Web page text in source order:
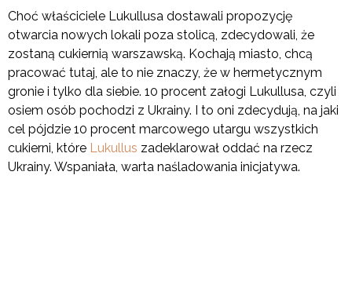
Choć właściciele Lukullusa dostawali propozycję
otwarcia nowych lokali poza stolicą, zdecydowali, że
zostaną cukiernią warszawską. Kochają miasto, chcą
pracować tutaj, ale to nie znaczy, że w hermetycznym
gronie i tylko dla siebie. 10 procent załogi Lukullusa, czyli
osiem osób pochodzi z Ukrainy. I to oni zdecydują, na jaki
cel pójdzie 10 procent marcowego utargu wszystkich
cukierni, które Lukullus zadeklarował oddać na rzecz
Ukrainy. Wspaniała, warta naśladowania inicjatywa.